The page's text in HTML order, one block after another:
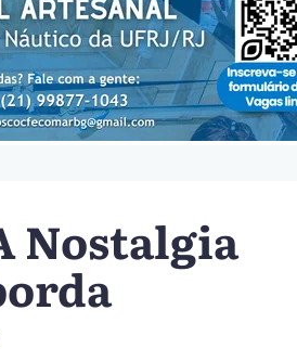
Nostalgia